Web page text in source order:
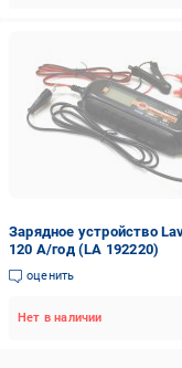
Зарядное устройство
120 А/год (LA 192220)
оценить
Нет в наличии